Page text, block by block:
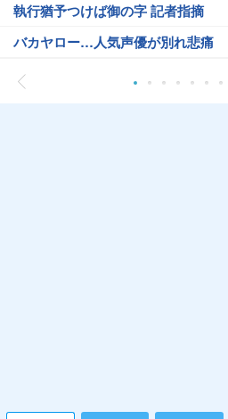
執行猶予つけば御の字 記者指摘
バカヤロー…人気声優が別れ悲痛